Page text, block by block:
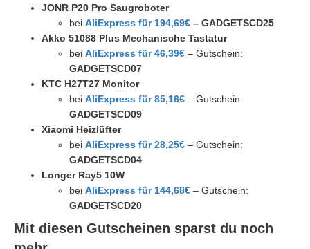
JONR P20 Pro Saugroboter
bei AliExpress für 194,69€ – GADGETSCD25
Akko 51088 Plus Mechanische Tastatur
bei AliExpress für 46,39€ – Gutschein:
GADGETSCD07
KTC H27T27 Monitor
bei AliExpress für 85,16€ – Gutschein:
GADGETSCD09
Xiaomi Heizlüfter
bei AliExpress für 28,25€ – Gutschein:
GADGETSCD04
Longer Ray5 10W
bei AliExpress für 144,68€ – Gutschein:
GADGETSCD20
Mit diesen Gutscheinen sparst du noch